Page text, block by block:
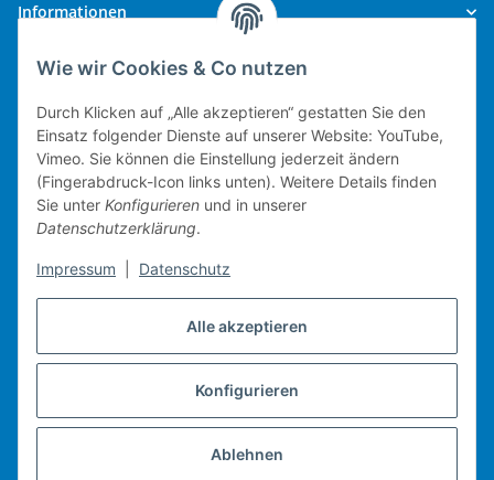
Alle akzeptieren
Konfigurieren
Ablehnen
Wie wir Cookies & Co nutzen
Durch Klicken auf „Alle akzeptieren“ gestatten Sie den
Einsatz folgender Dienste auf unserer Website: YouTube,
Vimeo. Sie können die Einstellung jederzeit ändern
(Fingerabdruck-Icon links unten). Weitere Details finden
Sie unter Konfigurieren und in unserer
Datenschutzerklärung.
Impressum Datenschutz
Informationen
Gesetzliche Informationen
Technische Umsetzung.
mobiles Kassensystem
Warenwirtschaft
Michael Heiler / Bonn
Vertrag widerrufen
* Alle Preise inkl. gesetzlicher USt., zzgl.Versand